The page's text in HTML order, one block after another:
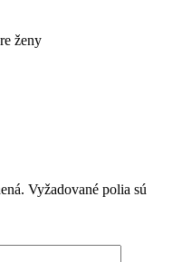
ženy
Vyžadované polia sú